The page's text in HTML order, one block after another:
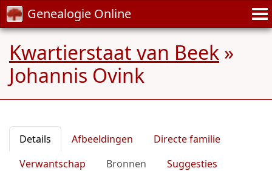
Genealogie Online
Kwartierstaat van Beek »
Johannis Ovink
Details Afbeeldingen
Directe familie
Verwantschap
Bronnen
Suggesties